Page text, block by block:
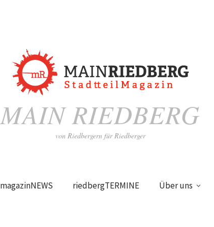
MAIN RIEDBERG
von Riedbergern für Riedberger
magazinNEWS riedbergTERMINE Über uns